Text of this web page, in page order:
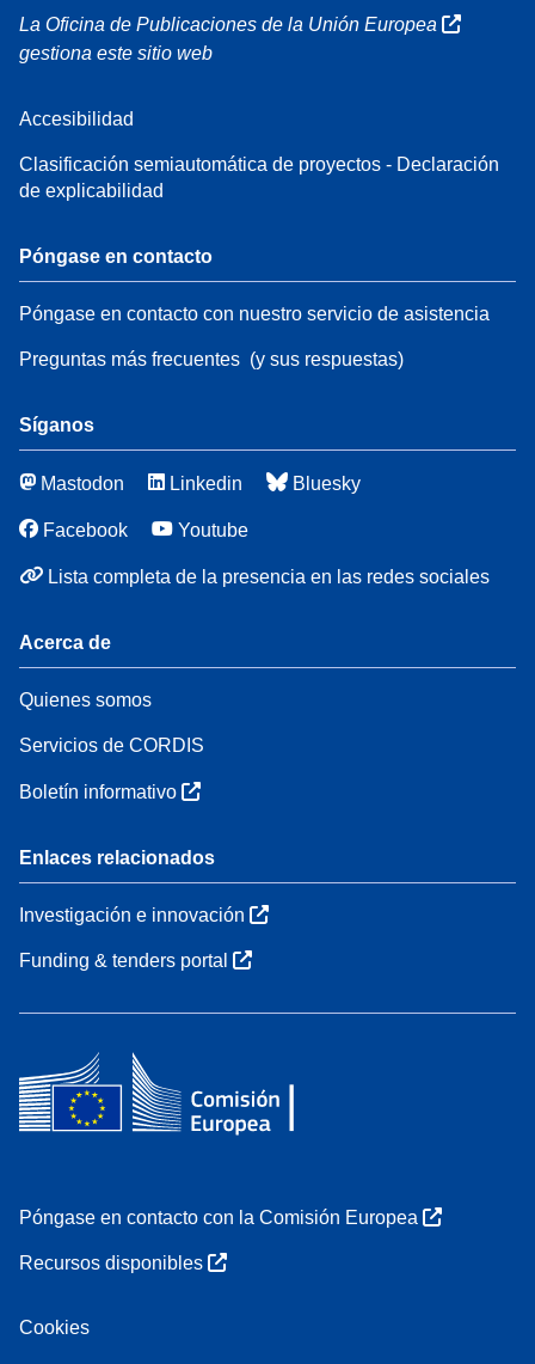
La Oficina de Publicaciones de la Unión Europea
gestiona este sitio web
Accesibilidad
Clasificación semiautomática de proyectos - Declaración
de explicabilidad
Póngase en contacto
Póngase en contacto con nuestro servicio de asistencia
Preguntas más frecuentes (y sus respuestas)
Síganos
Mastodon Linkedin Bluesky
Facebook Youtube
Lista completa de la presencia en las redes sociales
Acerca de
Quienes somos
Servicios de CORDIS
Boletín informativo
Enlaces relacionados
Investigación e innovación
Funding & tenders portal
Póngase en contacto con la Comisión Europea
Recursos disponibles
Cookies